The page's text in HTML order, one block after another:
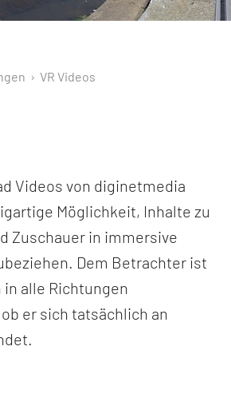
› VR Videos
Videos von diginetmedia
Möglichkeit, Inhalte zu
Zuschauer in immersive
Dem Betrachter ist
alle Richtungen
er sich tatsächlich an